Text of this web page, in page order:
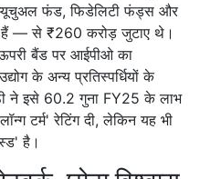
फंड,फिडेलिटी फंड्स और
हैं — से ₹260 करोड़ जुटाए थे।
बैंड पर आईपीओ का
के अन्य प्रतिस्पर्धियों के
ने इसे 60.2 गुना FY25 के लाभ
टर्म' रेटिंग दी, लेकिन यह भी
है।